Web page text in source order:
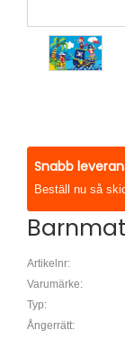
Snabb
Beställ nu så
Artikelnr:
Varumärke:
Typ:
Ångerrätt: